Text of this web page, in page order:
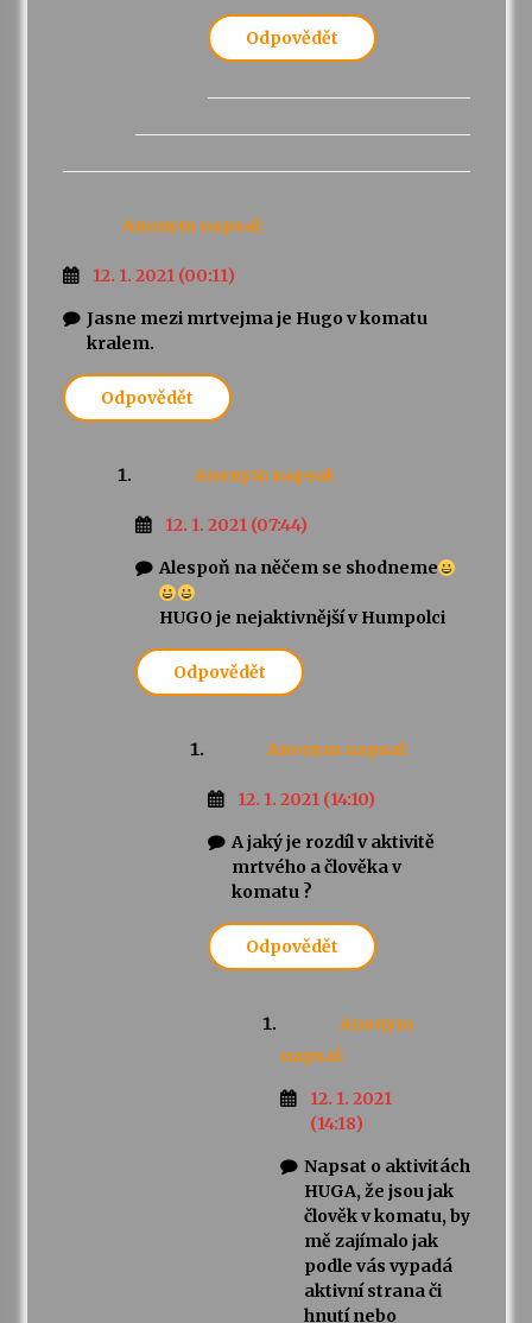
Odpovědět
Anonym napsal:
12. 1. 2021 (00:11)
Jasne mezi mrtvejma je Hugo v komatu
kralem.
Odpovědět
Anonym napsal:
12. 1. 2021 (07:44)
Alespoň na něčem se shodneme
HUGO je nejaktivnější v Humpolci
Odpovědět
Anonym napsal:
12. 1. 2021 (14:10)
A jaký je rozdíl v aktivitě
mrtvého a člověka v
komatu ?
Odpovědět
Anonym
napsal:
12. 1. 2021
(14:18)
Napsat o aktivitách
HUGA, že jsou jak
člověk v komatu, by
mě zajímalo jak
podle vás vypadá
aktivní strana či
hnutí nebo